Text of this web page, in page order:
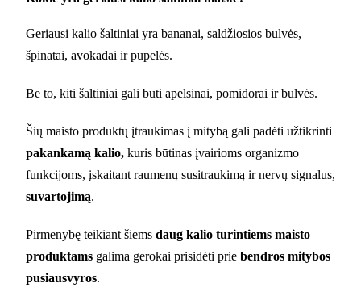
Geriausi kalio šaltiniai yra bananai, saldžiosios bulvės,
špinatai, avokadai ir pupelės.
Be to, kiti šaltiniai gali būti apelsinai, pomidorai ir bulvės.
Šių maisto produktų įtraukimas į mitybą gali padėti užtikrinti
pakankamą kalio, kuris būtinas įvairioms organizmo
funkcijoms, įskaitant raumenų susitraukimą ir nervų signalus,
suvartojimą.
Pirmenybę teikiant šiems daug kalio turintiems maisto
produktams galima gerokai prisidėti prie bendros mitybos
pusiausvyros.